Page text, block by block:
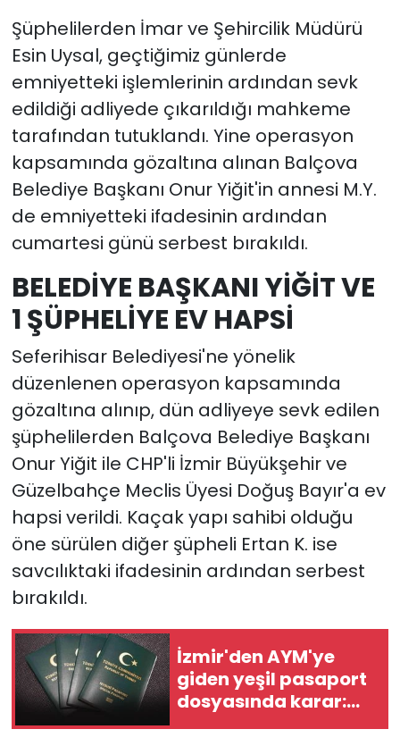
Şüphelilerden İmar ve Şehircilik Müdürü
Esin Uysal, geçtiğimiz günlerde
emniyetteki işlemlerinin ardından sevk
edildiği adliyede çıkarıldığı mahkeme
tarafından tutuklandı. Yine operasyon
kapsamında gözaltına alınan Balçova
Belediye Başkanı Onur Yiğit'in annesi M.Y.
de emniyetteki ifadesinin ardından
cumartesi günü serbest bırakıldı.
BELEDİYE BAŞKANI YİĞİT VE
1 ŞÜPHELİYE EV HAPSİ
Seferihisar Belediyesi'ne yönelik
düzenlenen operasyon kapsamında
gözaltına alınıp, dün adliyeye sevk edilen
şüphelilerden Balçova Belediye Başkanı
Onur Yiğit ile CHP'li İzmir Büyükşehir ve
Güzelbahçe Meclis Üyesi Doğuş Bayır'a ev
hapsi verildi. Kaçak yapı sahibi olduğu
öne sürülen diğer şüpheli Ertan K. ise
savcılıktaki ifadesinin ardından serbest
bırakıldı.
İzmir'den AYM'ye
giden yeşil pasaport
dosyasında karar:
Belediye başkanları